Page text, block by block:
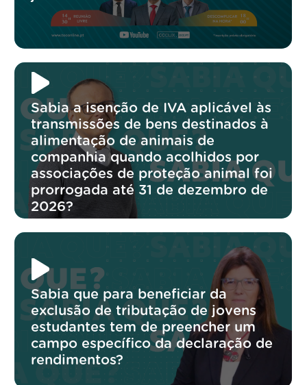
Sabia a isenção de IVA aplicável às
transmissões de bens destinados à
alimentação de animais de
companhia quando acolhidos por
associações de proteção animal foi
prorrogada até 31 de dezembro de
2026?
Sabia que para beneficiar da
exclusão de tributação de jovens
estudantes tem de preencher um
campo específico da declaração de
rendimentos?